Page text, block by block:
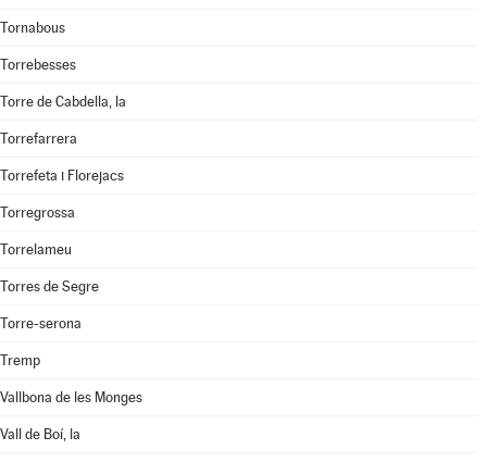
Tornabous
Torrebesses
Torre de Cabdella, la
Torrefarrera
Torrefeta i Florejacs
Torregrossa
Torrelameu
Torres de Segre
Torre-serona
Tremp
Vallbona de les Monges
Vall de Boí, la